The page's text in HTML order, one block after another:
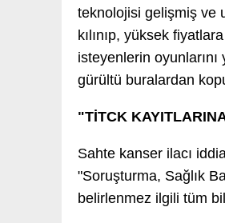
teknolojisi gelişmiş ve
kılınıp, yüksek
isteyenlerin oyunlarını
gürültü buralardan
"TİTCK
Sahte kanser ilacı
"Soruşturma, Sağlık
belirlenmez ilgili tüm